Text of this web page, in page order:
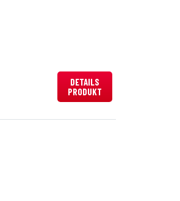
DETAILS
PRODUKT